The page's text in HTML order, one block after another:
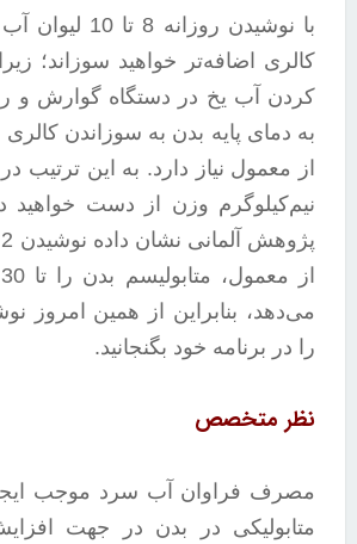
کالری اضافه‌تر خواهید سوزاند؛
کردن آب یخ در دستگاه گوارش و
به دمای پایه بدن به سوزاندن کالری
از معمول نیاز دارد. به این
نیم‌کیلوگرم وزن از دست خواهید
می‌دهد، بنابراین از همین امروز
را در برنامه خود بگنجانید.
نظر متخصص
مصرف فراوان آب سرد موجب
متابولیکی در بدن در جهت